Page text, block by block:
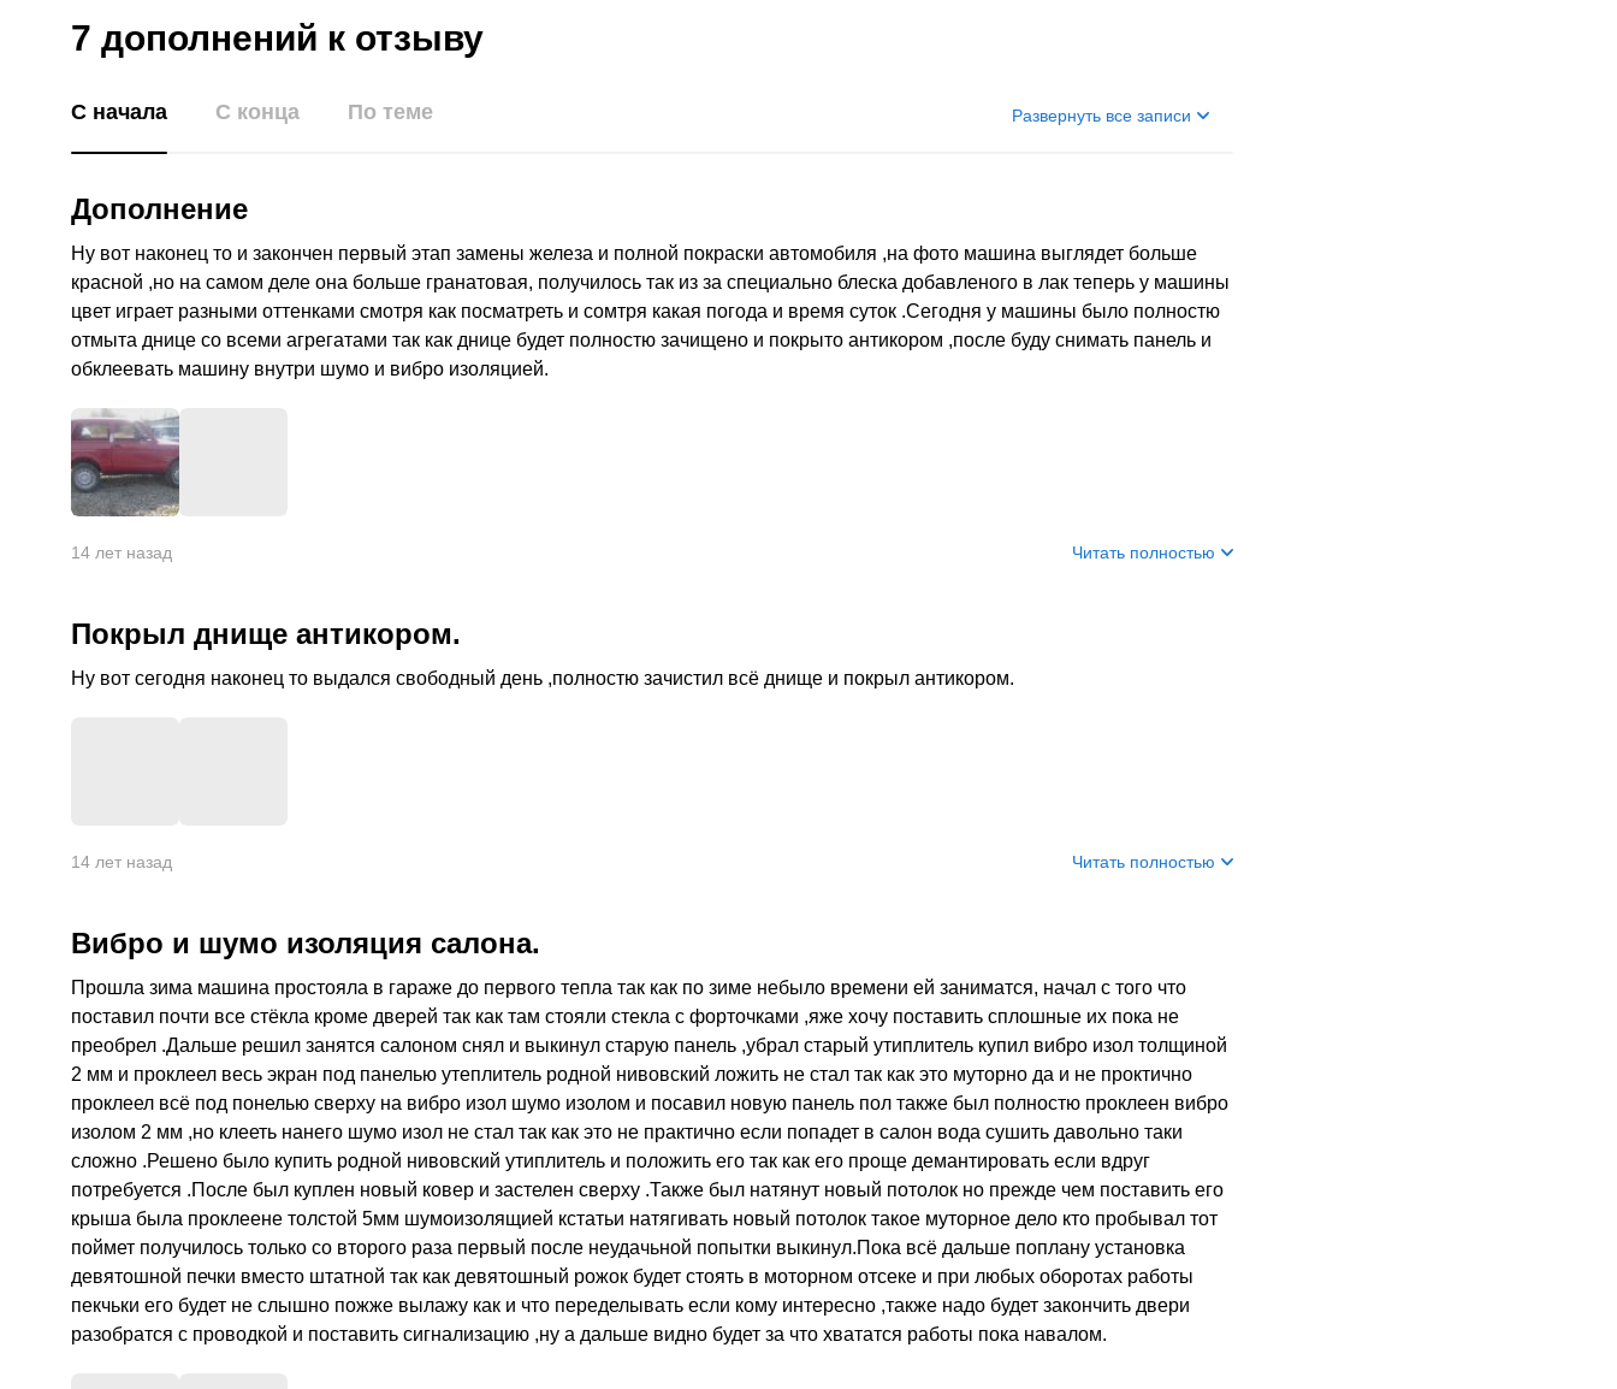
7 дополнений к отзыву
С начала С конца По теме Развернуть все записи
Дополнение
Ну вот наконец то и закончен первый этап замены железа и полной покраски автомобиля ,на фото машина выглядет больше
красной ,но на самом деле она больше гранатовая, получилось так из за специально блеска добавленого в лак теперь у машины
цвет играет разными оттенками смотря как посматреть и сомтря какая погода и время суток .Сегодня у машины было полностю
отмыта днице со всеми агрегатами так как днице будет полностю зачищено и покрыто антикором ,после буду снимать панель и
обклеевать машину внутри шумо и вибро изоляцией.
14 лет назад Читать полностью
Покрыл днище антикором.
Ну вот сегодня наконец то выдался свободный день ,полностю зачистил всё днище и покрыл антикором.
14 лет назад Читать полностью
Вибро и шумо изоляция салона.
Прошла зима машина простояла в гараже до первого тепла так как по зиме небыло времени ей заниматся, начал с того что
поставил почти все стёкла кроме дверей так как там стояли стекла с форточками ,яже хочу поставить сплошные их пока не
преобрел .Дальше решил занятся салоном снял и выкинул старую панель ,убрал старый утиплитель купил вибро изол толщиной
2 мм и проклеел весь экран под панелью утеплитель родной нивовский ложить не стал так как это муторно да и не проктично
проклеел всё под понелью сверху на вибро изол шумо изолом и посавил новую панель пол также был полностю проклеен вибро
изолом 2 мм ,но клееть нанего шумо изол не стал так как это не практично если попадет в салон вода сушить давольно таки
сложно .Решено было купить родной нивовский утиплитель и положить его так как его проще демантировать если вдруг
потребуется .После был куплен новый ковер и застелен сверху .Также был натянут новый потолок но прежде чем поставить его
крыша была проклеене толстой 5мм шумоизолящией кстатьи натягивать новый потолок такое муторное дело кто пробывал тот
поймет получилось только со второго раза первый после неудачьной попытки выкинул.Пока всё дальше поплану установка
девятошной печки вместо штатной так как девятошный рожок будет стоять в моторном отсеке и при любых оборотах работы
пекчьки его будет не слышно пожже вылажу как и что переделывать если кому интересно ,также надо будет закончить двери
разобратся с проводкой и поставить сигнализацию ,ну а дальше видно будет за что хвататся работы пока навалом.